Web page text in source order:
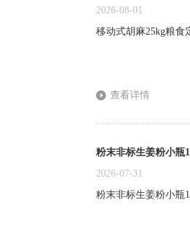
2026-08-01
移动式胡麻25kg粮
查看详情
粉末非标生姜粉小瓶
2026-07-31
粉末非标生姜粉小瓶